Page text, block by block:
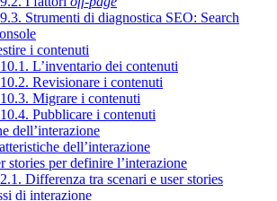
Strumenti di diagnostica SEO: Search
i contenuti
L’inventario dei contenuti
Revisionare i contenuti
Migrare i contenuti
Pubblicare i contenuti
dell’interazione
dell’interazione
stories per definire l’interazione
Differenza tra scenari e user stories
di interazione